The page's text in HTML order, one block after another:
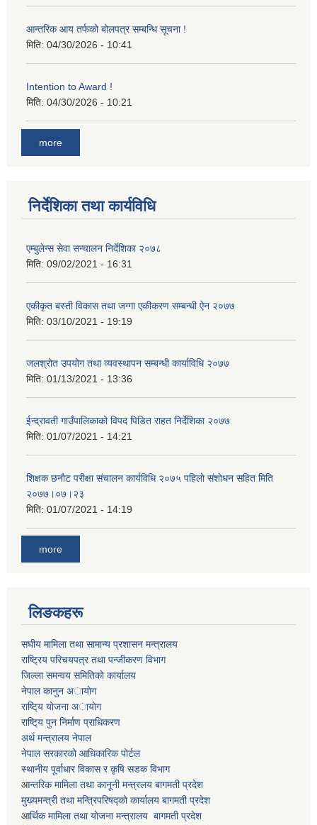
आन्तरिक आय तर्फको बोलपत्र सम्बन्धि सूचना !
मिति: 04/30/2026 - 10:41
Intention to Award !
मिति: 04/30/2026 - 10:21
more
निर्देशिका तथा कार्यविधि
एम्बुलेन्स सेवा सन्चालन निर्देशिका २०७८
मिति: 09/02/2021 - 16:31
एकीकृत बस्ती विकास तथा जग्गा एकीकरण सम्बन्धी ऐन २०७७
मिति: 03/10/2021 - 19:19
जलश्रोत उपयोग तथा व्यवस्थापन सम्बन्धी कार्याविधि २०७७
मिति: 01/13/2021 - 13:36
ईन्द्रावती गाउँपालिकाको विपद पिडित राहत निर्देशिका २०७७
मिति: 01/07/2021 - 14:21
शिक्षक छनाैट परीक्षा संचालन कार्यविधि २०७५ पहिलाे स‌ंशाेधन सहित मिति
२०७७।०७।२३
मिति: 01/07/2021 - 14:19
more
लिङकहरू
स‌घीय मामिला तथा सामान्य प्रशासन मन्त्रालय
राष्ट्रिय परिचयपत्र तथा पन्जीकरण विभाग
जिल्ला समन्वय समितिकाे कार्यालय
नेपाल कानुन अायाेग
राष्टि्य याेजना अायाेग
राष्टि्य पुन निर्माण प्राधिकरण
अर्थ मन्त्रालय नेपाल
नेपाल सरकारको आधिकारिक पोर्टल
स्थानीय पूर्वाधार विकास र कृषि सडक विभाग
आन्तरिक मामिला तथा कानूनी मन्त्रलय बागमती प्रदेश
मुख्यमन्त्री तथा मन्त्रिपरिषद्काे कार्यालय बागमती प्रदेश
आर्थिक मामिला तथा याेजना मन्त्रालय बागमती प्रदेश